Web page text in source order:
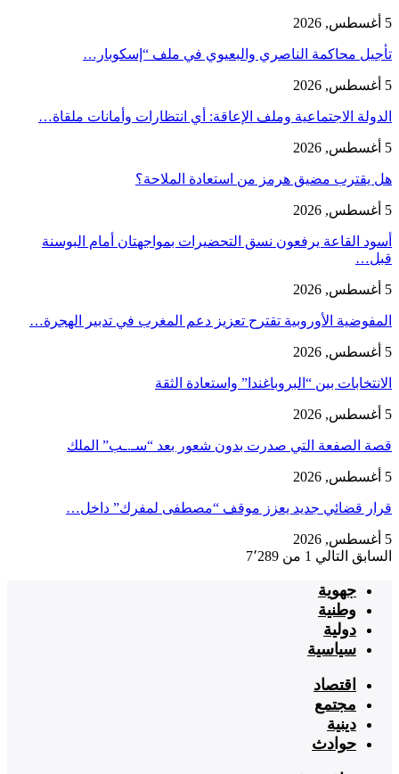
5 أغسطس, 2026
تأجيل محاكمة الناصري والبعيوي في ملف “إسكوبار…
5 أغسطس, 2026
الدولة الاجتماعية وملف الإعاقة: أي انتظارات وأمانات ملقاة…
5 أغسطس, 2026
هل يقترب مضيق هرمز من استعادة الملاحة؟
5 أغسطس, 2026
أسود القاعة يرفعون نسق التحضيرات بمواجهتان أمام البوسنة
قبل…
5 أغسطس, 2026
المفوضية الأوروبية تقترح تعزيز دعم المغرب في تدبير الهجرة…
5 أغسطس, 2026
الانتخابات بين “البروباغندا” واستعادة الثقة
5 أغسطس, 2026
قصة الصفعة التي صدرت بدون شعور بعد “سـ.ـب” الملك
5 أغسطس, 2026
قرار قضائي جديد يعزز موقف “مصطفى لمفرك” داخل…
5 أغسطس, 2026
السابق التالي 1 من 7٬289
جهوية
وطنية
دولية
سياسية
اقتصاد
مجتمع
دينية
حوادث